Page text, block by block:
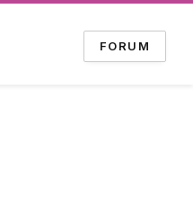
FORUM